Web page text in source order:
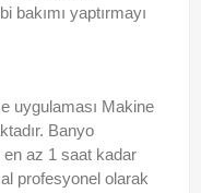
bakımı yaptırmayı
uygulaması Makine
Banyo
en az 1 saat kadar
profesyonel olarak